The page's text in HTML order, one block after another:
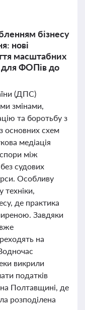
бізнесу
нові
масштабних
для ФОПів до
(ДПС)
змінами,
та боротьбу з
основних схем
медіація
між
судових
Особливу
де практика
Завдяки
на
викрили
податків
Полтавщині, де
розподілена